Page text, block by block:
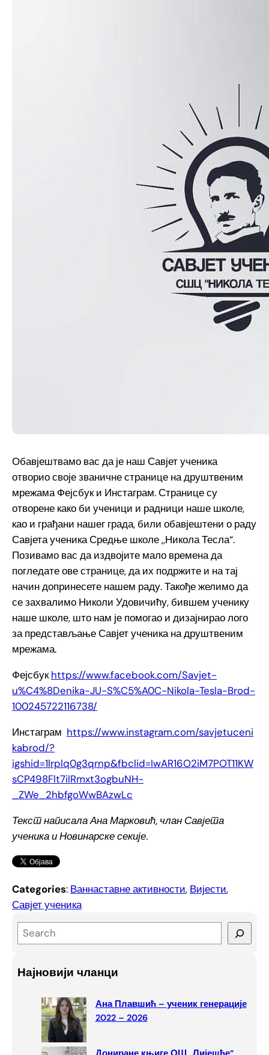
Обавјештвамо вас да је наш Савјет ученика
отворио своје званичне странице на друштвеним
мрежама Фејсбук и Инстаграм. Странице су
отворене како би ученици и радници наше школе,
као и грађани нашег града, били обавјештени о раду
Савјета ученика Средње школе ,,Никола Тесла“.
Позивамо вас да издвојите мало времена да
погледате ове странице, да их подржите и на тај
начин допринесете нашем раду. Такође желимо да
се захвалимо Николи Удовичићу, бившем ученику
наше школе, што нам је помогао и дизајнирао лого
за представљање Савјет ученика на друштвеним
мрежама.
Фејсбукhttps://www.facebook.com/Savjet-
u%C4%8Denika-JU-S%C5%A0C-Nikola-Tesla-Brod-
100245722116738/
Инстаграм https://www.instagram.com/savjetuceni
kabrod/?
igshid=1lrplq0g3qrnp&fbclid=IwAR16O2iM7POT11KW
sCP498Flt7ilRmxt3ogbuNH-
_ZWe_2hbfgoWwBAzwLc
Текст написала Ана Марковић, члан Савјета
ученика и Новинарске секије.
Categories: Ваннаставне активности, Вијести
Савјет ученика
e
rНајновији чланци
Ана Плавшић – ученик генерације
2022 – 2026